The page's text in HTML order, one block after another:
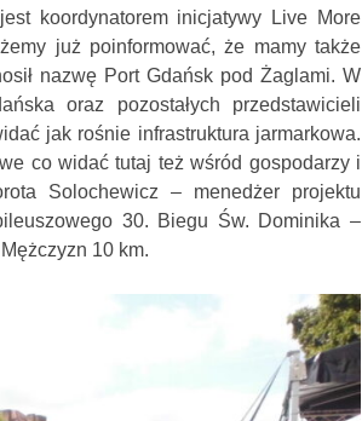
koordynatorem inicjatywy Live More
już poinformować, że mamy także
nazwę Port Gdańsk pod Żaglami. W
oraz pozostałych przedstawicieli
jak rośnie infrastruktura jarmarkowa.
co widać tutaj też wśród gospodarzy i
Solochewicz – menedżer projektu
30. Biegu Św. Dominika –
10 km.